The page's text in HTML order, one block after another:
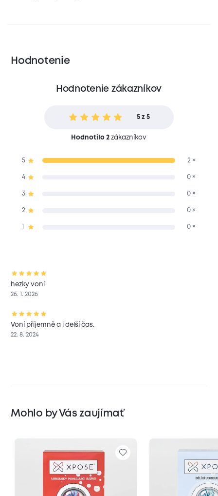
Hodnotenie
Hodnotenie zákazníkov
5 z 5
Hodnotilo 2 zákazníkov
5 2 ×
4 0 ×
3 0 ×
2 0 ×
0 ×
hezky voní
26. 1. 2026
Voní příjemně a i delší čas.
22. 8. 2024
Mohlo by Vás zaujímať